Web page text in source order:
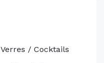
Verres / Cocktails